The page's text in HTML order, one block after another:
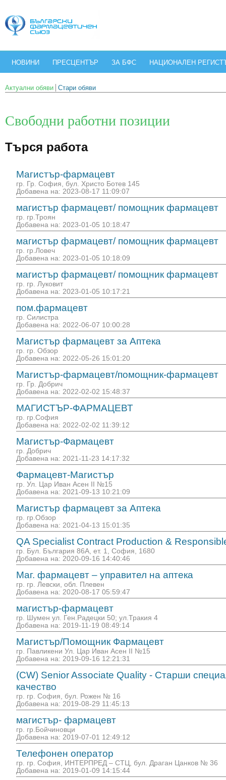
НОВИНИ ПРЕСЦЕНТЪР ЗА БФС НАЦИОНАЛЕН
Актуални обяви Стари обяви
Свободни работни позиции
Търся работа
Магистър-фармацевт
гр. Гр. София, бул. Христо Ботев 145
Добавена на: 2023-08-17 11:09:07
магистър фармацевт/ помощник фармацевт
гр. гр.Троян
Добавена на: 2023-01-05 10:18:47
магистър фармацевт/ помощник фармацевт
гр. гр.Ловеч
Добавена на: 2023-01-05 10:18:09
магистър фармацевт/ помощник фармацевт
гр. гр. Луковит
Добавена на: 2023-01-05 10:17:21
пом.фармацевт
гр. Силистра
Добавена на: 2022-06-07 10:00:28
Магистър фармацевт за Аптека
гр. гр. Обзор
Добавена на: 2022-05-26 15:01:20
Магистър-фармацевт/помощник-фармацевт
гр. Гр. Добрич
Добавена на: 2022-02-02 15:48:37
МАГИСТЪР-ФАРМАЦЕВТ
гр. гр.София
Добавена на: 2022-02-02 11:39:12
Магистър-Фармацевт
гр. Добрич
Добавена на: 2021-11-23 14:17:32
Фармацевт-Магистър
гр. Ул. Цар Иван Асен II №15
Добавена на: 2021-09-13 10:21:09
Магистър фармацевт за Аптека
гр. гр.Обзор
Добавена на: 2021-04-13 15:01:35
QA Specialist Contract Production &
гр. Бул. България 86А, ет. 1, София, 1680
Добавена на: 2020-09-16 14:40:46
Маг. фармацевт – управител на аптека
гр. гр. Левски, обл. Плевен
Добавена на: 2020-08-17 05:59:47
магистър-фармацевт
гр. Шумен ул. Ген.Радецки 50; ул.Тракия 4
Добавена на: 2019-11-19 08:49:14
Магистър/Помощник Фармацевт
гр. Павликени Ул. Цар Иван Асен II №15
Добавена на: 2019-09-16 12:21:31
(CW) Senior Associate Quality - Старши
качество
гр. гр. София, бул. Рожен № 16
Добавена на: 2019-08-29 11:45:13
магистър- фармацевт
гр. гр.Бойчиновци
Добавена на: 2019-07-01 12:49:12
Телефонен оператор
гр. гр. София, ИНТЕРПРЕД – СТЦ, бул. Драган Цанков № 36
Добавена на: 2019-01-09 14:15:44